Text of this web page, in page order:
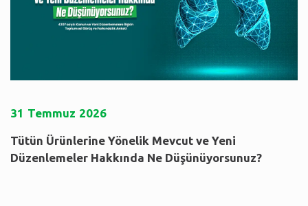
31 Temmuz 2026
Tütün Ürünlerine Yönelik Mevcut ve Yeni
Düzenlemeler Hakkında Ne Düşünüyorsunuz?